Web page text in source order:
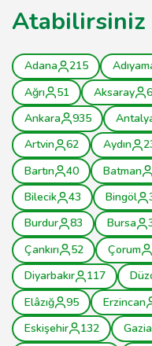
Atabilirsiniz
Adana 215
Ağrı
51 Aksaray
Ankara
935
Artvin
62 Aydın
Bartın
40 Batman
Bilecik
43 Bingöl
Burdur
83 Bursa
Çankırı
52 Çorum
Diyarbakır
117
Elâzığ
95 Erzincan
Eskişehir
132